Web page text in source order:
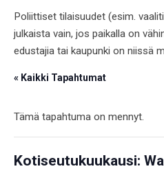
Poliittiset tilaisuudet (esim.
julkaista vain, jos paikalla on
edustajia tai kaupunki on niissä
« Kaikki Tapahtumat
Tämä tapahtuma on mennyt.
Kotiseutukuukausi: